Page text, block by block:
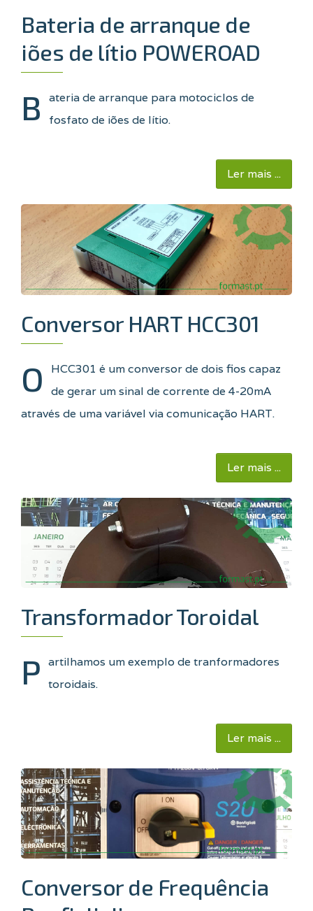
Bateria de arranque de
iões de lítio POWEROAD
B
ateria de arranque para motociclos de
fosfato de iões de lítio.
Ler mais ...
Conversor HART HCC301
O
HCC301 é um conversor de dois fios capaz
de gerar um sinal de corrente de 4-20mA
através de uma variável via comunicação HART.
Ler mais ...
Transformador Toroidal
P artilhamos um exemplo de tranformadores
toroidais.
Ler mais ...
Conversor de Frequência